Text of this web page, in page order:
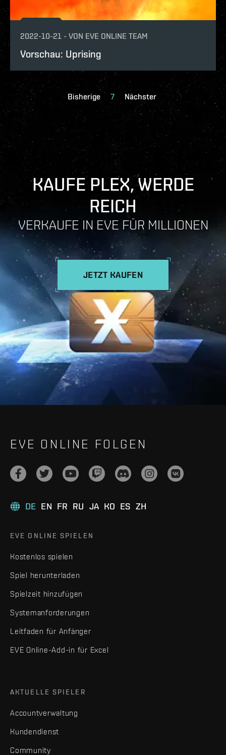
2022-10-21 - VON EVE ONLINE TEAM
Vorschau: Uprising
Bisherige 7 Nächster
KAUFE PLEX, WERDE
REICH
VERKAUFE IN EVE FÜR MILLIONEN
JETZT KAUFEN
EVE ONLINE FOLGEN
DE EN FR RU JA KO ES ZH
EVE ONLINE SPIELEN
Kostenlos spielen
Spiel herunterladen
Spielzeit hinzufügen
Systemanforderungen
Leitfaden für Anfänger
EVE Online-Add-in für Excel
AKTUELLE SPIELER
Accountverwaltung
Kundendienst
Community